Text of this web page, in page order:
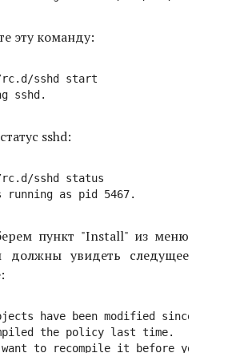
эту команду:
sshd start
sshd:
sshd status
пункт "Install" из меню
должны увидеть следущее
have been modified since
the policy last time.